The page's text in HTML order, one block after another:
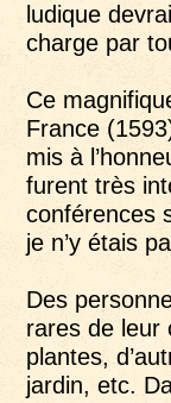
ludique
charge par
Ce
France
mis à
furent très
conférences
je n’y étais
Des
rares de leur
plantes,
jardin, etc.